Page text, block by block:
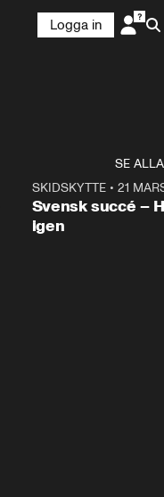
Logga in
SE ALLA
SKIDSKYTTE• 21
Svensk succé –
igen